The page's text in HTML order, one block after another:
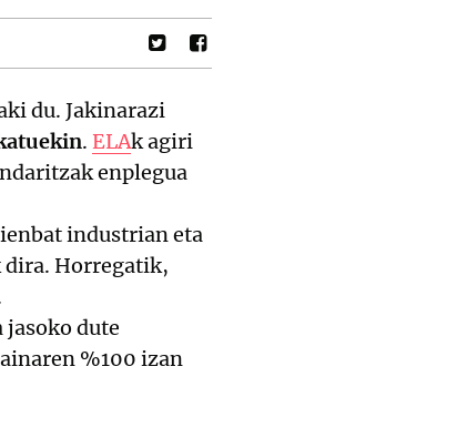
du. Jakinarazi
. ELAk agiri
enplegua
industrian eta
dira. Horregatik,
dute
%100 izan